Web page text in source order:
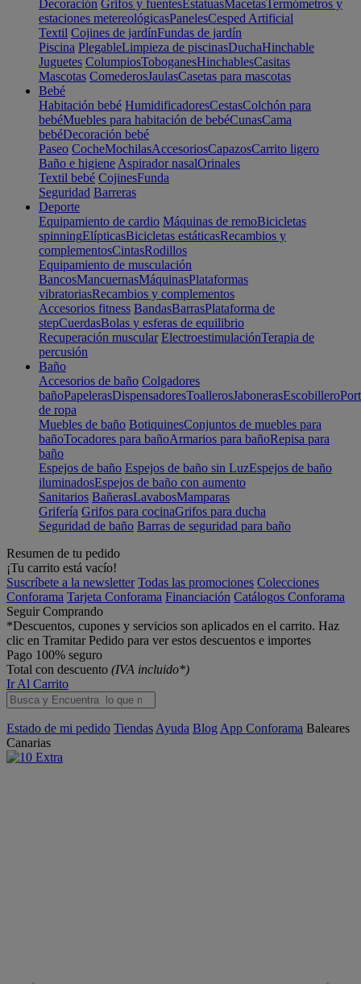
Decoración Grifos y fuentesEstatuasMacetasTermómetros y
estaciones metereológicasPanelesCesped Artificial
Textil Cojines de jardínFundas de jardín
Piscina PlegableLimpieza de piscinasDuchaHinchable
Juguetes ColumpiosToboganesHinchablesCasitas
Mascotas ComederosJaulasCasetas para mascotas
Bebé
Habitación bebé HumidificadoresCestasColchón para
bebéMuebles para habitación de bebéCunasCama
bebéDecoración bebé
Paseo CocheMochilasAccesoriosCapazosCarrito ligero
Baño e higiene Aspirador nasalOrinales
Textil bebé CojinesFunda
Seguridad Barreras
Deporte
Equipamiento de cardio Máquinas de remoBicicletas
spinningElípticasBicicletas estáticasRecambios y
complementosCintasRodillos
Equipamiento de musculación
BancosMancuernasMáquinasPlataformas
vibratoriasRecambios y complementos
Accesorios fitness BandasBarrasPlataforma de
stepCuerdasBolas y esferas de equilibrio
Recuperación muscular ElectroestimulaciónTerapia de
percusión
Baño
Accesorios de baño Colgadores
bañoPapelerasDispensadoresToallerosJabonerasEscobillero
de ropa
Muebles de baño BotiquinesConjuntos de muebles para
bañoTocadores para bañoArmarios para bañoRepisa para
baño
Espejos de baño Espejos de baño sin LuzEspejos de baño
iluminadosEspejos de baño con aumento
Sanitarios BañerasLavabosMamparas
Grifería Grifos para cocinaGrifos para ducha
Seguridad de baño Barras de seguridad para baño
Resumen de tu pedido
¡Tu carrito está vacío!
Suscríbete a la newsletter Todas las promociones Colecciones
Conforama Tarjeta Conforama Financiación Catálogos Conforama
Seguir Comprando
*Descuentos, cupones y servicios son aplicados en el carrito. Haz
clic en Tramitar Pedido para ver estos descuentos e importes
Pago 100% seguro
Total con descuento (IVA incluido*)
Ir Al Carrito
Estado de mi pedido Tiendas Ayuda Blog App Conforama Baleares
Canarias